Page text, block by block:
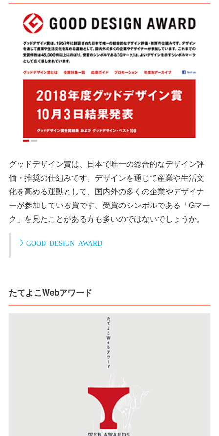
グッドデザイン賞は、日本で唯一の総合的なデザイン評
価・推奨の仕組みです。デザインを通じて産業や生活文
化を高める運動として、国内外の多くの企業やデザイナ
ーが参加している賞です。受賞のシンボルである「Gマー
ク」を見たことがある方も多いのではないでしょうか。
GOOD DESIGN AWARD
たてよこWebアワード